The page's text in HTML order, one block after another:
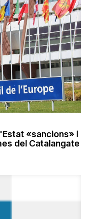
«sancions» i
del Catalangate